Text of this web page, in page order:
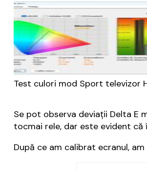
Test culori mod Sport televizor
Se pot observa deviații Delta E
tocmai rele, dar este evident
După ce am calibrat ecranul,